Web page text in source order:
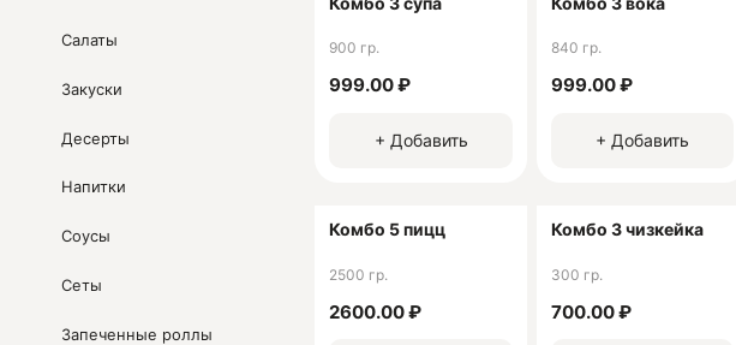
Салаты
Закуски
Десерты
Напитки
Соусы
Сеты
Запеченные роллы
Юридическая информация:
ИНН 7715898480
900 гр.
999.00 ₽
+ Добавить
840 гр.
999.00 ₽
+ Добавить
Комбо 5 пицц
2500 гр.
2600.00 ₽
Комбо 3 чизкейка
300 гр.
700.00 ₽